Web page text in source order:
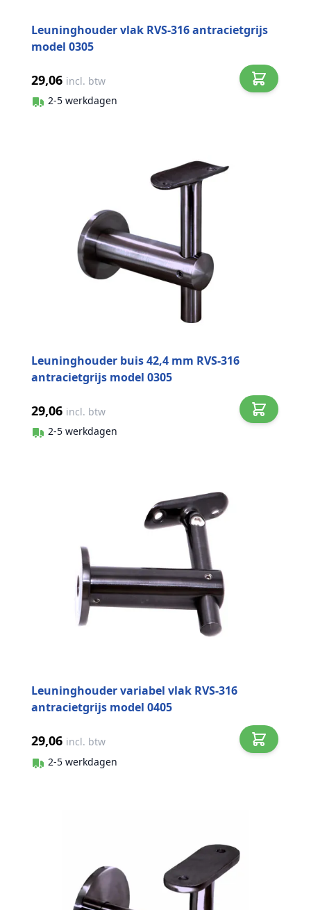
Leuninghouder vlak RVS-316 antracietgrijs
model 0305
29,06 incl. btw
2-5 werkdagen
Leuninghouder buis 42,4 mm RVS-316
antracietgrijs model 0305
29,06 incl. btw
2-5 werkdagen
Leuninghouder variabel vlak RVS-316
antracietgrijs model 0405
29,06 incl. btw
2-5 werkdagen